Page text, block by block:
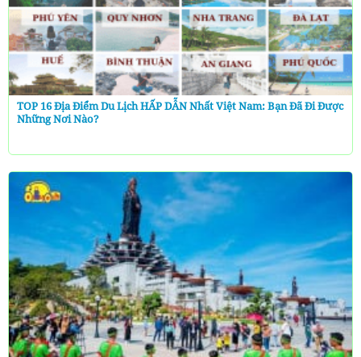
TOP 16 Địa Điểm Du Lịch HẤP DẪN Nhất Việt Nam: Bạn Đã Đi Được
Những Nơi Nào?